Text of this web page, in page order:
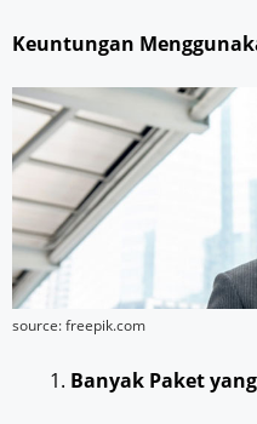
Keuntungan
source: freepik.com
Banyak Paket